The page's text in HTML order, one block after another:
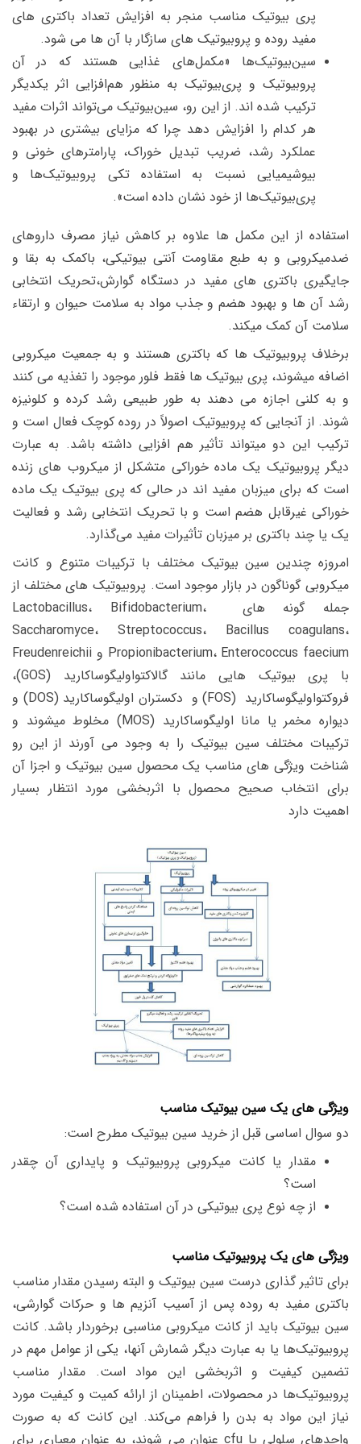
پری بیوتیک مناسب منجر به افزایش تعداد باکتری های
مفید روده و پروبیوتیک های سازگار با آن ها می شود.
سین‌بیوتیک‌ها «مکمل‌های غذایی هستند که در آن
پروبیوتیک و پری‌بیوتیک به منظور هم‌افزایی اثر یکدیگر
ترکیب شده اند. از این رو، سین‌بیوتیک می‌تواند اثرات مفید
هر کدام را افزایش دهد چرا که مزایای بیشتری در بهبود
عملکرد رشد، ضریب تبدیل خوراک، پارامترهای خونی و
بیوشیمیایی نسبت به استفاده تکی پروبیوتیک‌ها و
پری‌بیوتیک‌ها از خود نشان داده است».
استفاده از این مکمل ها علاوه بر کاهش نیاز مصرف داروهای
ضدمیکروبی و به طبع مقاومت آنتی بیوتیکی، باکمک به بقا و
جایگیری باکتری های مفید در دستگاه گوارش،تحریک انتخابی
رشد آن ها و بهبود هضم و جذب مواد به سلامت حیوان و ارتقاء
سلامت آن کمک میکند.
برخلاف پروبیوتیک ها که باکتری هستند و به جمعیت میکروبی
اضافه میشوند، پری بیوتیک ها فقط فلور موجود را تغذیه می کنند
و به کلنی اجازه می دهند به طور طبیعی رشد کرده و کلونیزه
شوند. از آنجایی که پروبیوتیک اصولاً در روده کوچک فعال است و
ترکیب این دو میتواند تأثیر هم افزایی داشته باشد. به عبارت
دیگر پروبیوتیک یک ماده خوراکی متشکل از میکروب های زنده
است که برای میزبان مفید اند در حالی که پری بیوتیک یک ماده
خوراکی غیرقابل هضم است و با تحریک انتخابی رشد و فعالیت
یک یا چند باکتری بر میزبان تأثیرات مفید می‌گذارد.
امروزه چندین سین بیوتیک مختلف با ترکیبات متنوع و کانت
میکروبی گوناگون در بازار موجود است. پروبیوتیک های مختلف از
جمله گونه های Lactobacillus، Bifidobacterium،
Saccharomyce، Streptococcus، Bacillus coagulans،
Propionibacterium، Enterococcus faecium و Freudenreichii
با پری بیوتیک هایی مانند گالاکتواولیگوساکارید (GOS)،
فروکتواولیگوساکارید (FOS) و دکستران اولیگوساکارید (DOS) و
دیواره مخمر یا مانا اولیگوساکارید (MOS) مخلوط میشوند و
ترکیبات مختلف سین بیوتیک را به وجود می آورند از این رو
شناخت ویژگی های مناسب یک محصول سین بیوتیک و اجزا آن
برای انتخاب صحیح محصول با اثربخشی مورد انتظار بسیار
اهمیت دارد
ویژگی های یک سین بیوتیک مناسب
دو سوال اساسی قبل از خرید سین بیوتیک مطرح است:
مقدار یا کانت میکروبی پروبیوتیک و پایداری آن چقدر
است؟
از چه نوع پری بیوتیکی در آن استفاده شده است؟
ویژگی های یک پروبیوتیک مناسب
برای تاثیر گذاری درست سین بیوتیک و البته رسیدن مقدار مناسب
باکتری مفید به روده پس از آسیب آنزیم ها و حرکات گوارشی،
سین بیوتیک باید از کانت میکروبی مناسبی برخوردار باشد. کانت
پروبیوتیک‌ها یا به عبارت دیگر شمارش آنها، یکی از عوامل مهم در
تضمین کیفیت و اثربخشی این مواد است. مقدار مناسب
پروبیوتیک‌ها در محصولات، اطمینان از ارائه کمیت و کیفیت مورد
نیاز این مواد به بدن را فراهم می‌کند. این کانت که به صورت
واحدهای سلولی یا cfu عنوان می شوند، به عنوان معیاری برای